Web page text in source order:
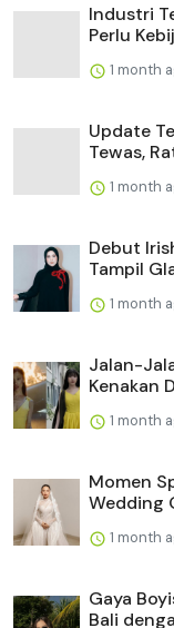
Industri
Perlu
1 month
Update
Tewas,
1 month
Debut
Tampil
1 month
Jalan-
Kenakan
1 month
Momen
Wedding
1 month
Gaya
Bali